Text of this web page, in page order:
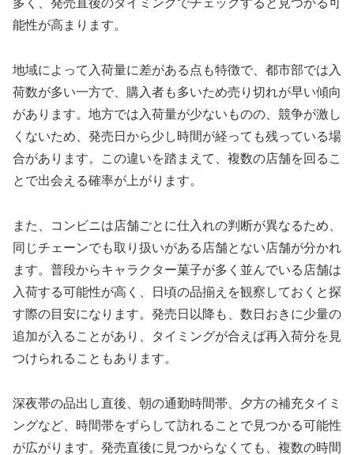
多く、発売直後のタイミングでチェックすると見つかる可
能性が高まります。
地域によって入荷量に差がある点も特徴で、都市部では入
荷数が多い一方で、購入者も多いため売り切れが早い傾向
があります。地方では入荷量が少ないものの、競争が激し
くないため、発売日から少し時間が経っても残っている場
合があります。この違いを踏まえて、複数の店舗を回るこ
とで出会える確率が上がります。
また、コンビニは店舗ごとに仕入れの判断が異なるため、
同じチェーンでも取り扱いがある店舗とない店舗が分かれ
ます。普段からキャラクター菓子が多く並んでいる店舗は
入荷する可能性が高く、日頃の品揃えを観察しておくと探
す際の目安になります。発売日以降も、数日おきに少量の
追加が入ることがあり、タイミングが合えば再入荷分を見
つけられることもあります。
深夜帯の品出し直後、朝の通勤時間帯、夕方の補充タイミ
ングなど、時間帯をずらして訪れることで見つかる可能性
が広がります。発売直後に見つからなくても、複数の時間